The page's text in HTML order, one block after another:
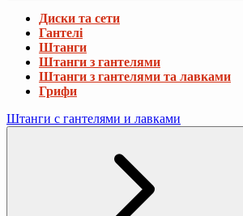
Диски та сети
Гантелі
Штанги
Штанги з гантелями
Штанги з гантелями та лавками
Грифи
Штанги с гантелями и лавками